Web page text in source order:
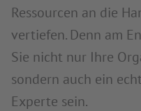
Ressourcen an die
vertiefen. Denn am
Sie nicht nur Ihre
sondern auch ein
Experte sein.